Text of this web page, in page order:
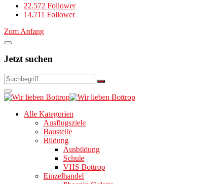
22.572 Follower
14.711 Follower
Zum Anfang
Jetzt suchen
Alle Kategorien
Ausflugsziele
Baustelle
Bildung
Ausbildung
Schule
VHS Bottrop
Einzelhandel